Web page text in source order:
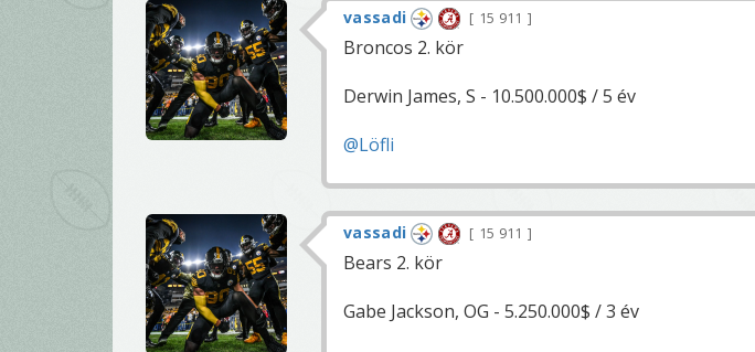
vassadi 15 911
Broncos 2. kör
Derwin James, S - 10.500.000$ / 5 év
@Löfli
vassadi 15 911
Bears 2. kör
Gabe Jackson, OG - 5.250.000$ / 3 év